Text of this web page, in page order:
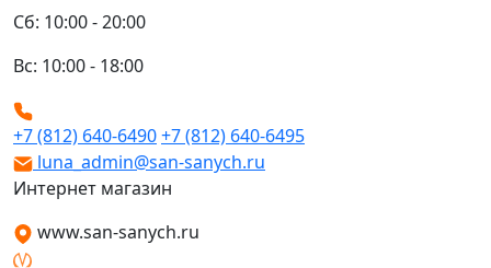
Сб: 10:00 - 20:00
Вс: 10:00 - 18:00
+7 (812) 640-6490+7 (812) 640-6495
luna_admin@san-sanych.ru
Интернет магазин
www.san-sanych.ru